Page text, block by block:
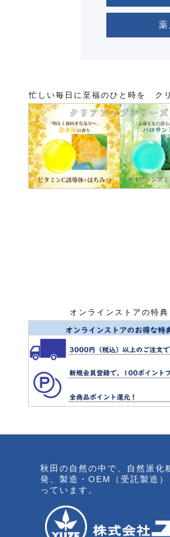
忙しい毎日に至福のひと時を ク
オンラインストアの特典
秋田の自然の中で、自然派化
発、製造・OEM（受託製造
っています。